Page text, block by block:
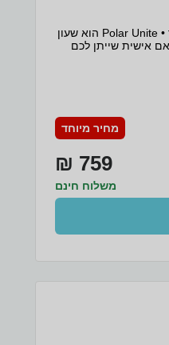
שעון כושר - POLAR UNITE בצבע שחור • Polar Unite הוא שעון
אישית שייתן לכם
מחיר מיוחד
759 ₪
משלוח חינם